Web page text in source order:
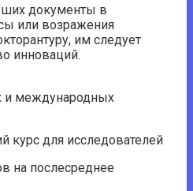
документы в
или возражения
им следует
инноваций.
и международных
курс для исследователей
на послесреднее